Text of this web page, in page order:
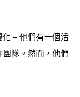
– 他們有一個活
隊。然而，他們